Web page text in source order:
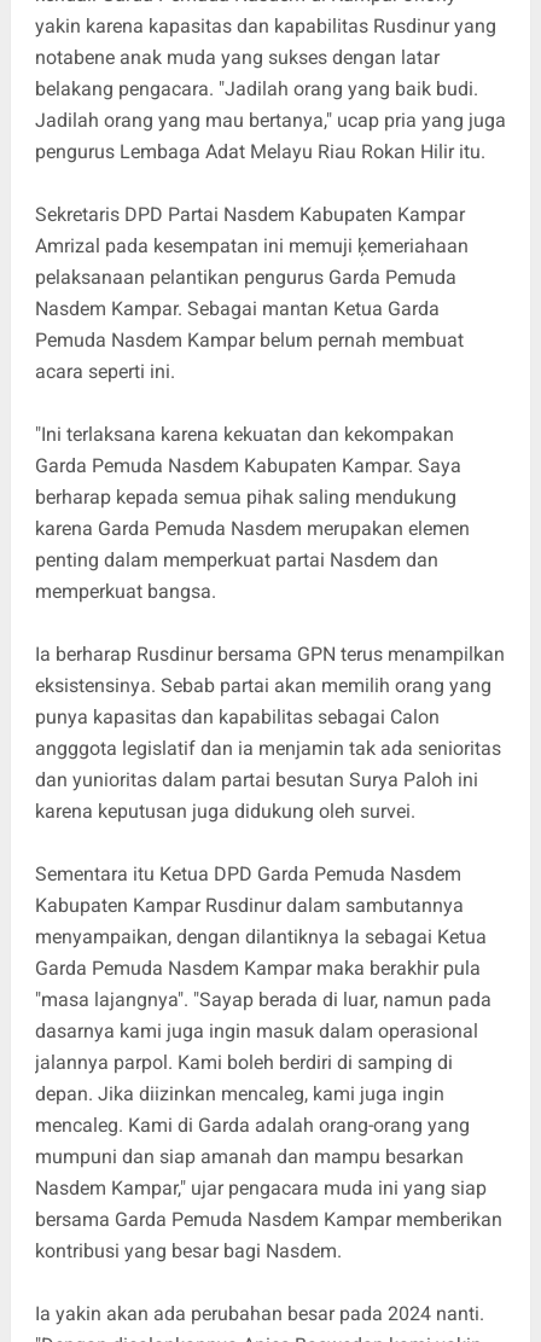
yakin karena kapasitas dan kapabilitas Rusdinur yang
notabene anak muda yang sukses dengan latar
belakang pengacara. "Jadilah orang yang baik budi.
Jadilah orang yang mau bertanya," ucap pria yang juga
pengurus Lembaga Adat Melayu Riau Rokan Hilir itu.
Sekretaris DPD Partai Nasdem Kabupaten Kampar
Amrizal pada kesempatan ini memuji ķemeriahaan
pelaksanaan pelantikan pengurus Garda Pemuda
Nasdem Kampar. Sebagai mantan Ketua Garda
Pemuda Nasdem Kampar belum pernah membuat
acara seperti ini.
"Ini terlaksana karena kekuatan dan kekompakan
Garda Pemuda Nasdem Kabupaten Kampar. Saya
berharap kepada semua pihak saling mendukung
karena Garda Pemuda Nasdem merupakan elemen
penting dalam memperkuat partai Nasdem dan
memperkuat bangsa.
Ia berharap Rusdinur bersama GPN terus menampilkan
eksistensinya. Sebab partai akan memilih orang yang
punya kapasitas dan kapabilitas sebagai Calon
angggota legislatif dan ia menjamin tak ada senioritas
dan yunioritas dalam partai besutan Surya Paloh ini
karena keputusan juga didukung oleh survei.
Sementara itu Ketua DPD Garda Pemuda Nasdem
Kabupaten Kampar Rusdinur dalam sambutannya
menyampaikan, dengan dilantiknya Ia sebagai Ketua
Garda Pemuda Nasdem Kampar maka berakhir pula
"masa lajangnya". "Sayap berada di luar, namun pada
dasarnya kami juga ingin masuk dalam operasional
jalannya parpol. Kami boleh berdiri di samping di
depan. Jika diizinkan mencaleg, kami juga ingin
mencaleg. Kami di Garda adalah orang-orang yang
mumpuni dan siap amanah dan mampu besarkan
Nasdem Kampar," ujar pengacara muda ini yang siap
bersama Garda Pemuda Nasdem Kampar memberikan
kontribusi yang besar bagi Nasdem.
Ia yakin akan ada perubahan besar pada 2024 nanti.